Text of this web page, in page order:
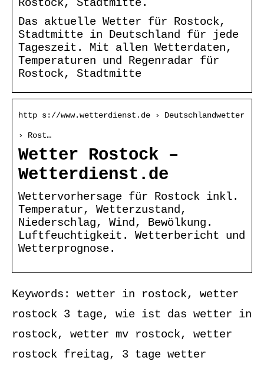
Rostock, Stadtmitte.
Das aktuelle Wetter für Rostock,
Stadtmitte in Deutschland für jede
Tageszeit. Mit allen Wetterdaten,
Temperaturen und Regenradar für
Rostock, Stadtmitte
http s://www.wetterdienst.de › Deutschlandwetter
› Rost…
Wetter Rostock –
Wetterdienst.de
Wettervorhersage für Rostock inkl.
Temperatur, Wetterzustand,
Niederschlag, Wind, Bewölkung.
Luftfeuchtigkeit. Wetterbericht und
Wetterprognose.
Keywords: wetter in rostock, wetter
rostock 3 tage, wie ist das wetter in
rostock, wetter mv rostock, wetter
rostock freitag, 3 tage wetter